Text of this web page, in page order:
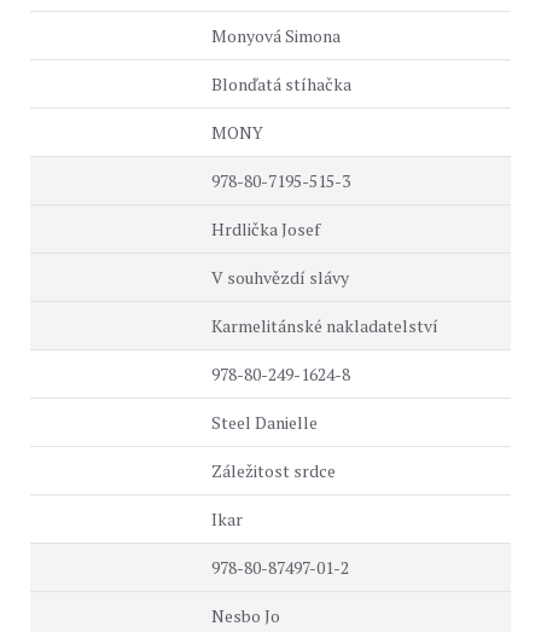
Monyová Simona
Blonďatá stíhačka
MONY
978-80-7195-515-3
Hrdlička Josef
V souhvězdí slávy
Karmelitánské nakladatelství
978-80-249-1624-8
Steel Danielle
Záležitost srdce
Ikar
978-80-87497-01-2
Nesbo Jo